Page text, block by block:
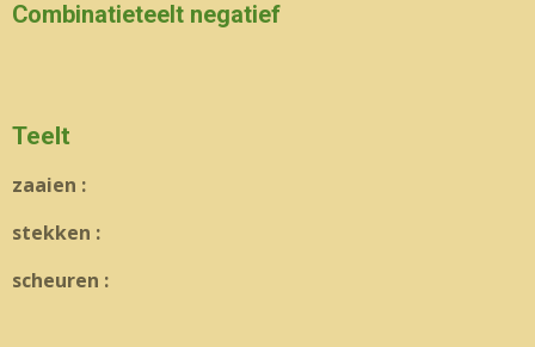
Combinatieteelt negatief
Teelt
zaaien :
stekken :
scheuren :